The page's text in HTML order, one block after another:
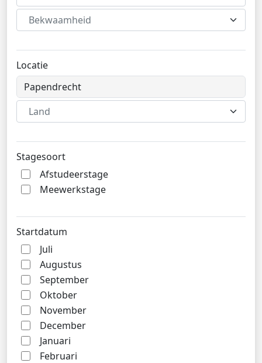
Bekwaamheid
Locatie
Land
Stagesoort
Afstudeerstage
Meewerkstage
Startdatum
Juli
Augustus
September
Oktober
November
December
Januari
Februari